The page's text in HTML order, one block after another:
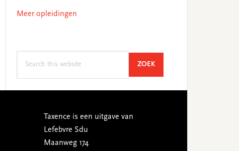
Meer opleidingen
ZOEKSEARCH
Taxence is een uitgave van
Lefebvre Sdu
Maanweg 174